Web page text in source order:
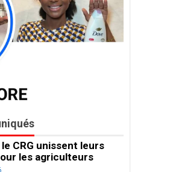
CRG unissent leurs
les agriculteurs